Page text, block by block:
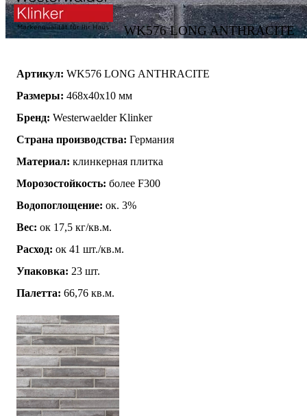
WK576 LONG ANTHRACITE
Артикул: WK576 LONG ANTHRACITE
Размеры: 468х40х10 мм
Бренд: Westerwaelder Klinker
Страна производства: Германия
Материал: клинкерная плитка
Морозостойкость: более F300
Водопоглощение: ок. 3%
Вес: ок 17,5 кг/кв.м.
Расход: ок 41 шт./кв.м.
Упаковка: 23 шт.
Палетта: 66,76 кв.м.